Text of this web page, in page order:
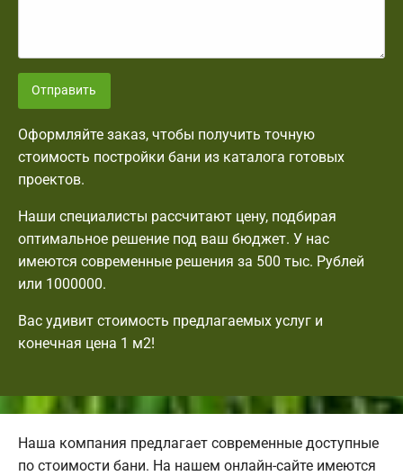
Отправить
Оформляйте заказ, чтобы получить точную
стоимость постройки бани из каталога готовых
проектов.
Наши специалисты рассчитают цену, подбирая
оптимальное решение под ваш бюджет. У нас
имеются современные решения за 500 тыс. Рублей
или 1000000.
Вас удивит стоимость предлагаемых услуг и
конечная цена 1 м2!
Наша компания предлагает современные доступные
по стоимости бани. На нашем онлайн-сайте имеются